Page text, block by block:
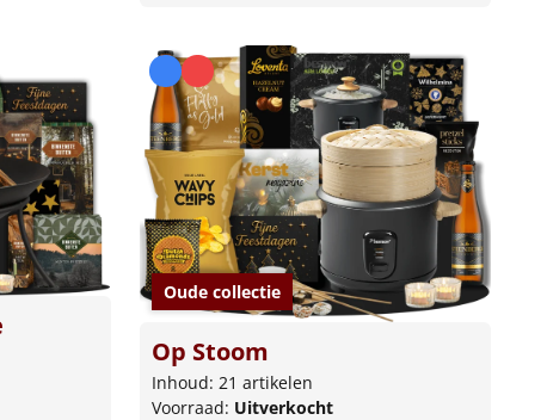
Oude collectie
Op Stoom
Inhoud: 21 artikelen
Voorraad: Uitverkocht